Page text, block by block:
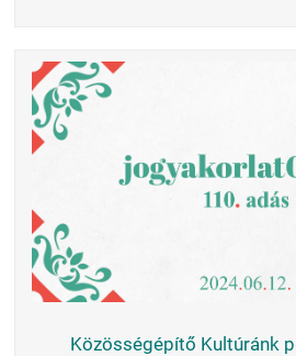
Közösségépítő Kultúránk